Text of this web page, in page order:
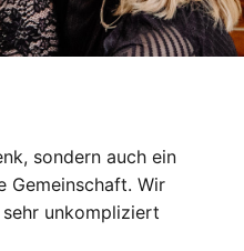
sondern auch ein
Gemeinschaft. Wir
unkompliziert